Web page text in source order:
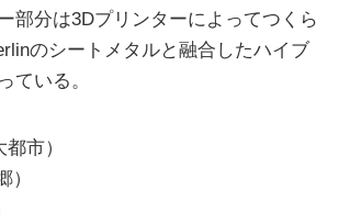
部分は3Dプリンターによってつくら
のシートメタルと融合したハイブ
ている。
市）